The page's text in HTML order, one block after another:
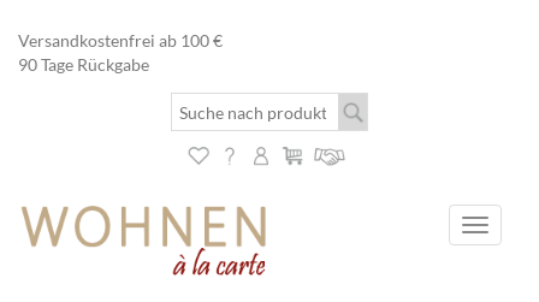
Versandkostenfrei ab 100 €
90 Tage Rückgabe
Toggle